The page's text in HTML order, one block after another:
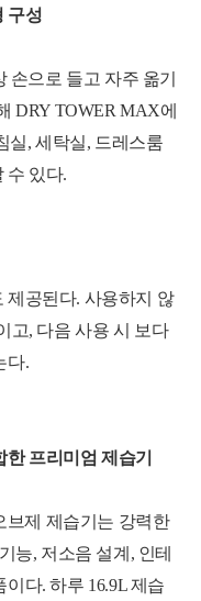
구성
손으로 들고 자주 옮기
DRY TOWER MAX에
실, 세탁실, 드레스룸
수 있다.
제공된다. 사용하지 않
고, 다음 사용 시 보다
다.
프리미엄 제습기
브제 제습기는 강력한
능, 저소음 설계, 인테
다. 하루 16.9L 제습